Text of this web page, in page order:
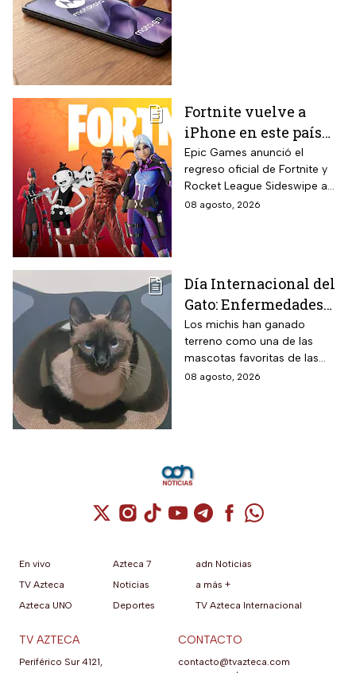
Fortnite vuelve a
iPhone en este país
latinoamericano tras
acuerdo oficial con
Apple en 2026
Epic Games anunció el
regreso oficial de Fortnite y
Rocket League Sideswipe a
iPhones ubicados en Brasil
Apple en junio a las reglas de
su App Store brasileña para
cumplir con requisitos de las
autoridades locales.
08 agosto, 2026
Día Internacional del
Gato: Enfermedades
más comunes y cómo
cuidar a estos felinos
Los michis han ganado
terreno como una de las
mascotas favoritas de las
familias mexicanas y hoy 8 de
08 agosto, 2026
Cuenta de X / Twitter (se abre en una
Cuenta de Instagram (se abre en una
Cuenta de TikTok (se abre en
Cuenta de YouTube (se abre
Cuenta de Telegram (se
Cuenta de
Cuenta de
En vivo
TV Azteca
Azteca UNO
Azteca 7
Noticias
Deportes
adn Noticias
a más +
TV Azteca Internacional
TV AZTECA
Periférico Sur 4121,
CONTACTO
contacto@tvazteca.com